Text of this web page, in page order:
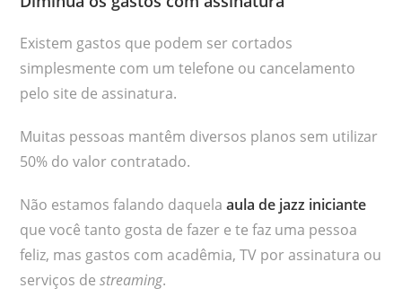
Existem gastos que podem ser cortados
simplesmente com um telefone ou cancelamento
pelo site de assinatura.
Muitas pessoas mantêm diversos planos sem utilizar
50% do valor contratado.
Não estamos falando daquelaaula de jazz iniciante
que você tanto gosta de fazer e te faz uma pessoa
feliz, mas gastos com acadêmia, TV por assinatura ou
serviços destreaming.